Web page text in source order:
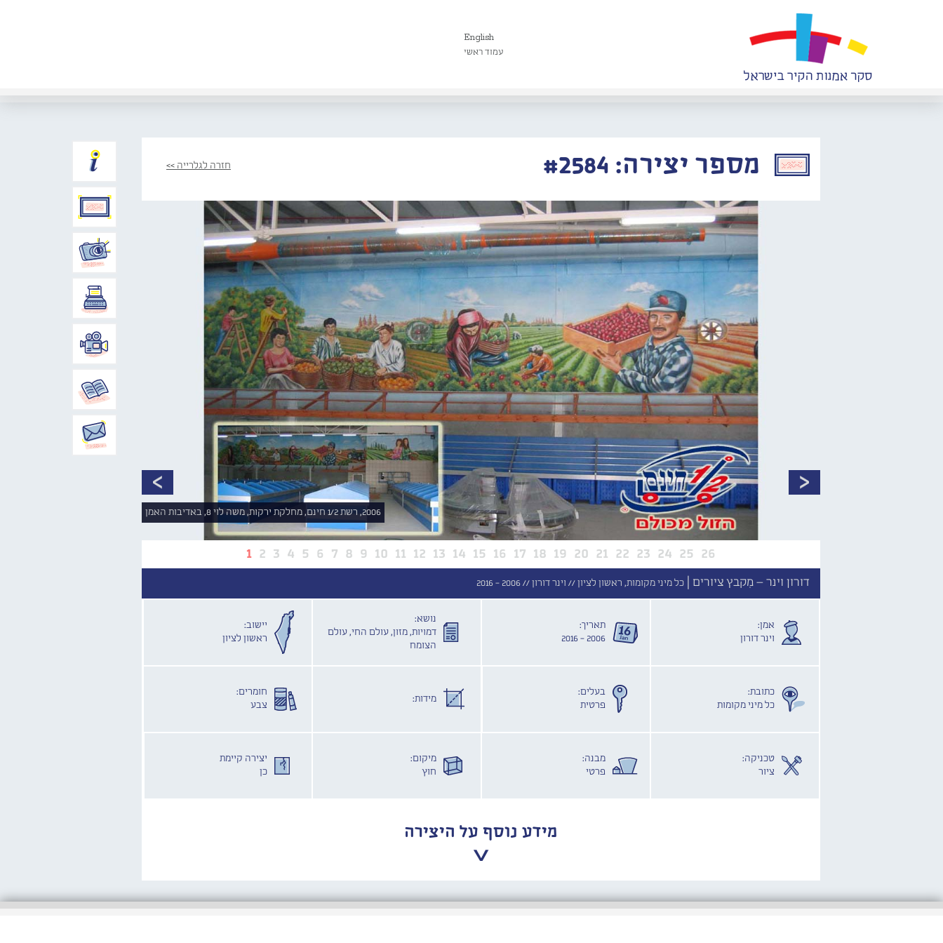
English
עמוד ראשי
מספר יצירה: #2584 חזרה לגלרייה >>
1 2 3 4 5 6 7 8 9 10 11 12 13 14 15 16 17 18 19 20 21 22 23 24 25 26
2006, רשת 1/2 חינם, מחלקת ירקות, משה לוי 8, באדיבות האמן
דורון וינר – מִקבץ ציורים | כל מיני מקומות, ראשון לציון // וינר דורון //2006 - 2016
אמן:
וינר דורון
תאריך:
2006 - 2016
נושא:
דמויות, מזון, עולם החי, עולם
הצומח
יישוב:
ראשון לציון
כתובת:
כל מיני מקומות
בעלים:
פרטית
מידות:
חומרים:
צבע
טכניקה:
ציור
מבנה:
פרטי
מיקום:
חוץ
יצירה קיימת
כן
מידע נוסף על היצירה